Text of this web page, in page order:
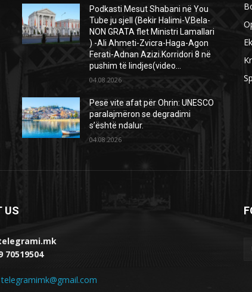
Podkasti Mesut Shabani në You
Tube ju sjell (Bekir Halimi-V.Bela-
NON GRATA flet Ministri Lamallari
) -Ali Ahmeti-Zvicra-Haga-Agon
Ferati-Adnan Azizi.Korridori 8 në
pushim të lindjes(video...
04.08.2026
Pesë vite afat për Ohrin: UNESCO
paralajmëron se degradimi
s’është ndalur.
04.08.2026
US
70519504
telegramimk@gmail.com